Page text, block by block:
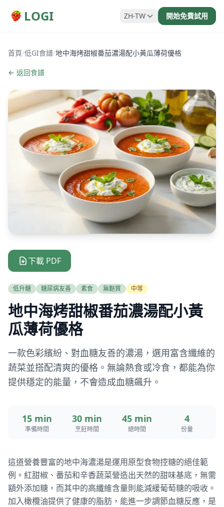
LOGI ZH-TW 開始免費試用
首頁/低GI食譜/地中海烤甜椒番茄濃湯配小黃瓜薄荷優格
← 返回食譜
下載 PDF
低升糖 糖尿病友善 素食 無麩質 中等
地中海烤甜椒番茄濃湯配小黃
瓜薄荷優格
一款色彩繽紛、對血糖友善的濃湯，選用富含纖維的
蔬菜並搭配清爽的優格。無論熱食或冷食，都能為你
提供穩定的能量，不會造成血糖飆升。
15 min
準備時間
30 min
烹飪時間
45 min
總時間
4
份量
這道營養豐富的地中海濃湯是運用原型食物控糖的絕佳範
例。紅甜椒、番茄和辛香蔬菜營造出天然的甜味基底，無需
額外添加糖，而其中的高纖維含量則能減緩葡萄糖的吸收。
加入橄欖油提供了健康的脂肪，能進一步調節血糖反應，是